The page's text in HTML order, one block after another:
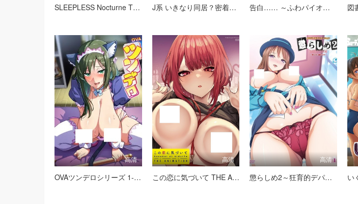
SLEEPLESS Nocturne The Animation 下巻 J系 いきなり同居？密着！？初エッチ！！？ 第2話 告白…… ～ふわパイオトナギャルの覚悟～
高清
OVAツンデロシリーズ 1-2话 OVA傲娇系列第1-2集
高清
この恋に気づいて THE ANIMATION
高清
懲らしめ2～狂育的デパガ指導～ ～焦らされる雌穴たち～